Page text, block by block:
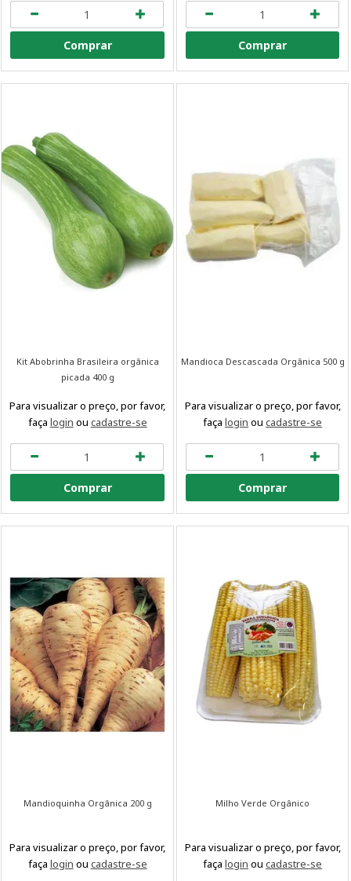
Comprar Comprar
Kit Abobrinha Brasileira orgânica
picada 400 g
Para visualizar o preço, por favor,
faça login ou cadastre-se
Comprar
Mandioca Descascada Orgânica 500 g
Para visualizar o preço, por favor,
façalogin oucadastre-se
Comprar
Mandioquinha Orgânica 200 g
Para visualizar o preço, por favor,
faça login ou cadastre-se
Milho Verde Orgânico
Para visualizar o preço, por favor,
façalogin oucadastre-se